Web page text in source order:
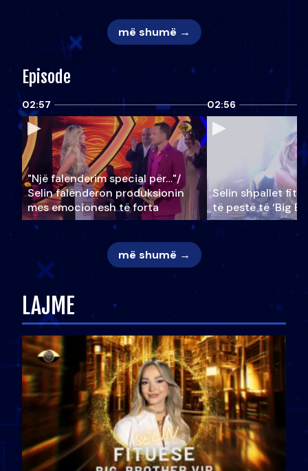
më shumë →
Episode
02:57
"Një falenderim special për…"/
Selin falënderon produksionin
mes emocionesh të forta
02:56
Selin shpallet
të pestë të ‘Big
më shumë →
LAJME